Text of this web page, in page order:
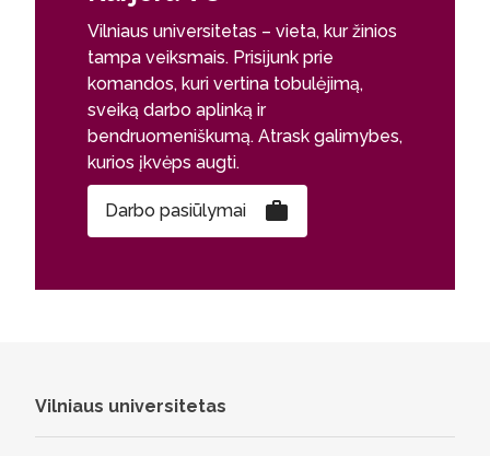
Vilniaus universitetas – vieta, kur žinios
tampa veiksmais. Prisijunk prie
komandos, kuri vertina tobulėjimą,
sveiką darbo aplinką ir
bendruomeniškumą. Atrask galimybes,
kurios įkvėps augti.
Darbo pasiūlymai
Vilniaus universitetas